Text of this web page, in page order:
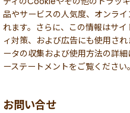
品やサービスの人気度、オンラ
れます。さらに、この情報はサ
ィ対策、および広告にも使用さ
ータの収集および使用方法の詳
ーステートメントをご覧ください。
お問い合せ